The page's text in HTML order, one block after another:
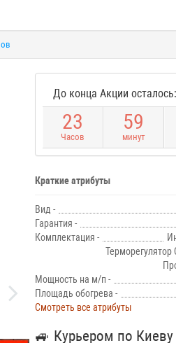
До конца Акции осталось:
23
Часов
59
минут
Краткие атрибуты
Вид -
Гарантия -
Комплектация -
Мощность на м/п -
Площадь обогрева -
Смотреть все атрибуты
🚙 Курьером по Киеву